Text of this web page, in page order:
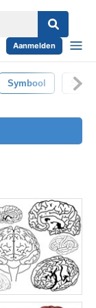
Aanmelden
Symbool